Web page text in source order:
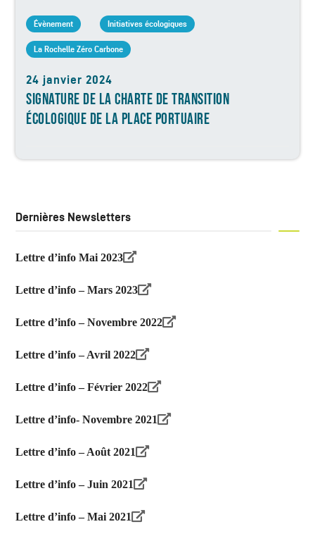
Évènement Initiatives écologiques
La Rochelle Zéro Carbone
24 janvier 2024
SIGNATURE DE LA CHARTE DE TRANSITION
ÉCOLOGIQUE DE LA PLACE PORTUAIRE
Dernières Newsletters
Lettre d’info Mai 2023
Lettre d’info – Mars 2023
Lettre d’info – Novembre 2022
Lettre d’info – Avril 2022
Lettre d’info – Février 2022
Lettre d’info- Novembre 2021
Lettre d’info – Août 2021
Lettre d’info – Juin 2021
Lettre d’info – Mai 2021